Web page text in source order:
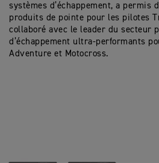
systèmes d’échappement, a permis
produits de pointe pour les pilotes
collaboré avec le leader du secteur
d’échappement ultra-performants
Adventure et Motocross.